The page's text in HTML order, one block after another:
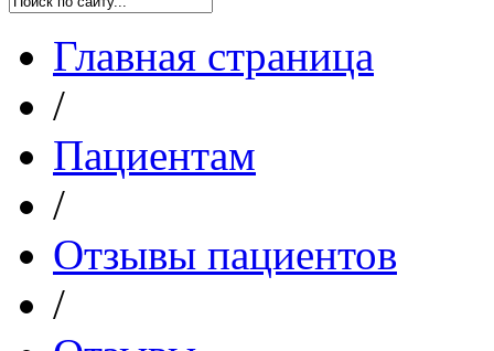
Главная страница
/
Пациентам
/
Отзывы пациентов
/